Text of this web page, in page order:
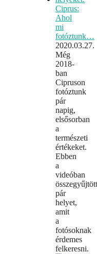
Ciprus:
Ahol
mi
fotóztunk…
2020.03.27.
Még
2018-
ban
Cipruson
fotóztunk
pár
napig,
elsősorban
a
természeti
értékeket.
Ebben
a
videóban
pár
helyet,
amit
a
fotósoknak
érdemes
felkeresni.